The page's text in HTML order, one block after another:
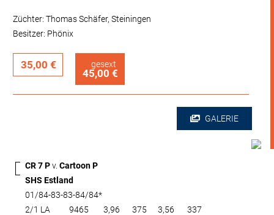
Züchter: Thomas Schäfer, Steiningen
Besitzer: Phönix
35,00 € gesext
45,00 €
GALERIE
CR 7 Pv. Cartoon P
SHS Estland
01/84-83-83-84/84*
2/1 LA
9465 3,96 375 3,56
337